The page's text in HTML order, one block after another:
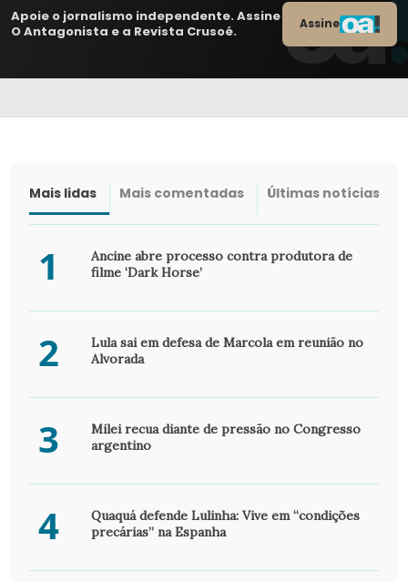
Apoie o jornalismo independente. Assine
O Antagonista e a Revista Crusoé.
Assine
Mais lidas Mais comentadas Últimas notícias
1
Ancine abre processo contra produtora de
filme ‘Dark Horse’
2
Lula sai em defesa de Marcola em reunião no
Alvorada
3
Milei recua diante de pressão no Congresso
argentino
4
Quaquá defende Lulinha: Vive em “condições
precárias” na Espanha